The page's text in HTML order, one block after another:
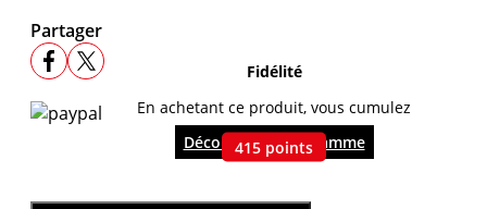
Partager
Fidélité
En achetant ce produit, vous cumulez
415 points
Découvrir le programme